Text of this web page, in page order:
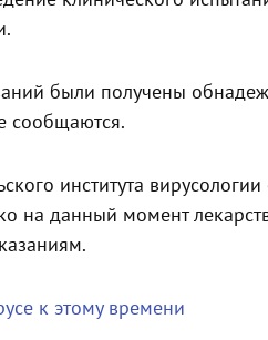
были получены
сообщаются.
института
на данный момент
к этому времени